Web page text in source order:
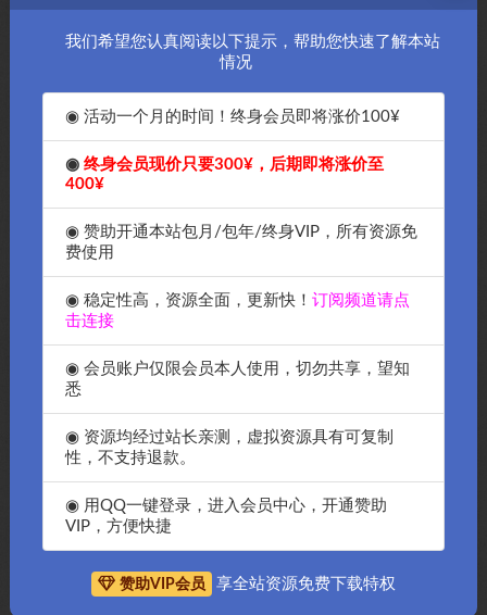
OK源码中国首发一键强制永久
Windows11/Windows10/Win
dows7系统屏蔽自动更新升级功
OK源码中国首发最强MacBook
苹果笔记本macos电脑应用
Sublime Text 4代码编辑器最新
适用于Windows7的顶级4k视频
播放器免费下载支持32 位/ 64
位操作系统-OK软件
OK软件免费下载Xftp7无授权是
FTP/ SFTP 客户端工具
￥5
OK软件免费下载-2022年最好
用的服务器工具XshellPlus7.0绿
色免安装破解版
64位播放器7元收费HEVC解码
器，OK源码中国免费送给大家
我们希望您认真阅读以下提示，帮助您快速了解本站
情况
◉ 活动一个月的时间！终身会员即将涨价100¥
◉终身会员现价只要300¥，后期即将涨价至
400¥
◉ 赞助开通本站包月/包年/终身VIP，所有资源免
费使用
◉ 稳定性高，资源全面，更新快！订阅频道请点
击连接
◉ 会员账户仅限会员本人使用，切勿共享，望知
悉
◉ 资源均经过站长亲测，虚拟资源具有可复制
性，不支持退款。
◉ 用QQ一键登录，进入会员中心，开通赞助
VIP，方便快捷
赞助VIP会员 享全站资源免费下载特权